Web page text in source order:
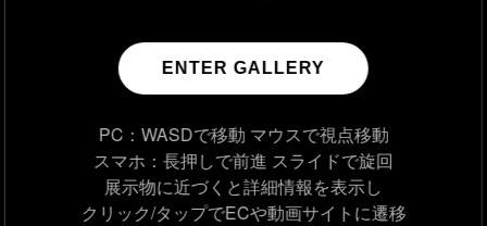
ENTER GALLERY
PC：WASDで移動 マウスで視点移動
スマホ：長押しで前進 スライドで旋回
展示物に近づくと詳細情報を表示し
クリック/タップでECや動画サイトに遷移